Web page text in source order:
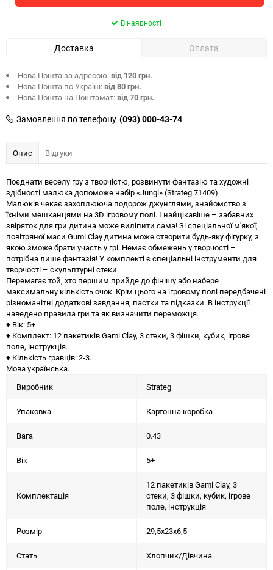
В наявності
Доставка Оплата
Нова Пошта за адресою:від 120 грн.
Нова Пошта по Україні:від 80 грн.
Нова Пошта на Поштамат:від 70 грн.
Замовлення по телефону (093) 000-43-74
Опис Відгуки
Поєднати веселу гру з творчістю, розвинути фантазію та художні
здібності малюка допоможе набір «Jungl» (Strateg 71409).
Малюків чекає захоплююча подорож джунглями, знайомство з
їхніми мешканцями на 3D ігровому полі. І найцікавіше – забавних
звіряток для гри дитина може виліпити сама! Зі спеціальної м'якої,
повітряної маси Gumi Clay дитина може створити будь-яку фігурку, з
якою зможе брати участь у грі. Немає обмежень у творчості –
потрібна лише фантазія! У комплекті є спеціальні інструменти для
творчості – скульптурні стеки.
Перемагає той, хто першим прийде до фінішу або набере
максимальну кількість очок. Крім цього на ігровому полі передбачені
різноманітні додаткові завдання, пастки та підказки. В інструкції
наведено правила гри та як визначити переможця.
♦ Вік: 5+
♦ Комплект: 12 пакетиків Gami Clay, 3 стеки, 3 фішки, кубик, ігрове
поле, інструкція.
♦ Кількість гравців: 2-3.
Мова українська.
Виробник
Strateg
Упаковка Картонна коробка
Вага 0.43
Вік 5+
Комплектація
12 пакетиків Gami Clay, 3
стеки, 3 фішки, кубик, ігрове
поле, інструкція
Розмір 29,5х23х6,5
Стать Хлопчик/Дiвчина